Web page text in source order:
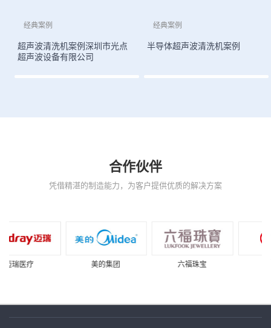
经典案例
超声波清洗机案例深圳市光点
超声波设备有限公司
经典案例
半导体超声波清洗机案例
合作伙伴
凭借精湛的制造能力，为客户提供优质的解决方案